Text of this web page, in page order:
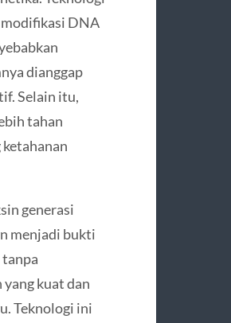
DNA
dianggap
Selain itu,
tahan
generasi
menjadi bukti
kuat dan
Teknologi ini